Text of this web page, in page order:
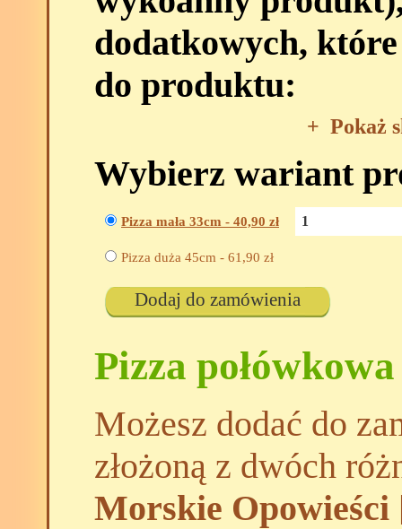
dodatkowych,
do produktu:
+ Pokaż
Wybierz wariant
Pizza mała 33cm - 40,90 zł
Pizza duża 45cm - 61,90 zł
Dodaj do zamówienia
Pizza połówkowa
Możesz dodać do
złożoną z dwóch
Morskie Opowieści